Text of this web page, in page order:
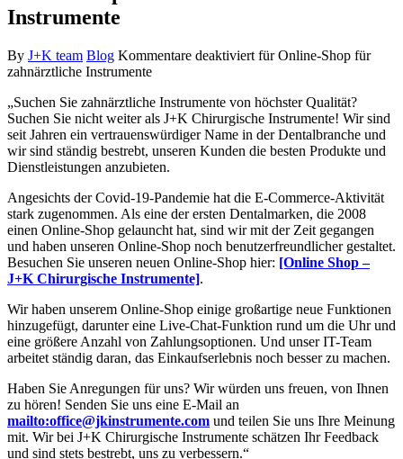
Instrumente
By J+K team Blog Kommentare deaktiviert für Online-Shop für
zahnärztliche Instrumente
„Suchen Sie zahnärztliche Instrumente von höchster Qualität?
Suchen Sie nicht weiter als J+K Chirurgische Instrumente! Wir sind
seit Jahren ein vertrauenswürdiger Name in der Dentalbranche und
wir sind ständig bestrebt, unseren Kunden die besten Produkte und
Dienstleistungen anzubieten.
Angesichts der Covid-19-Pandemie hat die E-Commerce-Aktivität
stark zugenommen. Als eine der ersten Dentalmarken, die 2008
einen Online-Shop gelauncht hat, sind wir mit der Zeit gegangen
und haben unseren Online-Shop noch benutzerfreundlicher gestaltet.
Besuchen Sie unseren neuen Online-Shop hier: [Online Shop –
J+K Chirurgische Instrumente].
Wir haben unserem Online-Shop einige großartige neue Funktionen
hinzugefügt, darunter eine Live-Chat-Funktion rund um die Uhr und
eine größere Anzahl von Zahlungsoptionen. Und unser IT-Team
arbeitet ständig daran, das Einkaufserlebnis noch besser zu machen.
Haben Sie Anregungen für uns? Wir würden uns freuen, von Ihnen
zu hören! Senden Sie uns eine E-Mail an
mailto:office@jkinstrumente.com und teilen Sie uns Ihre Meinung
mit. Wir bei J+K Chirurgische Instrumente schätzen Ihr Feedback
und sind stets bestrebt, uns zu verbessern.“